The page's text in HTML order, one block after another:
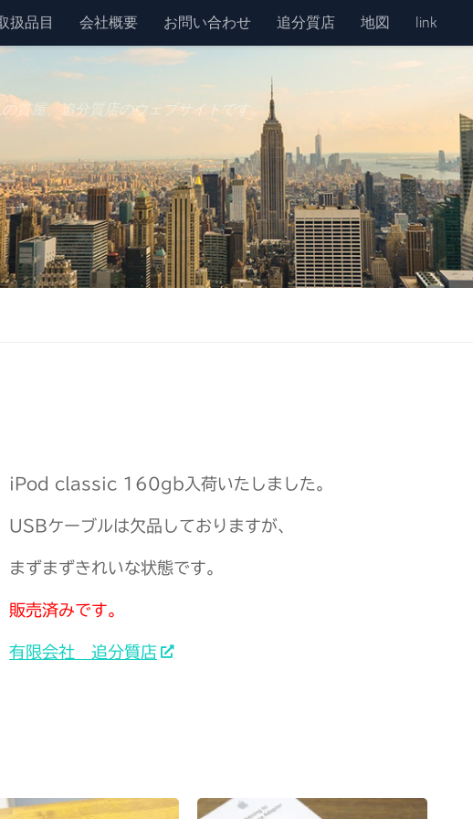
扱品目 会社概要 お問い合わせ 追分質店 地図 link
質屋、追分質店のウェブサイトです。
iPod classic 160gb入荷いたしました。
USBケーブルは欠品しておりますが、
まずまずきれいな状態です。
販売済みです。
有限会社 追分質店